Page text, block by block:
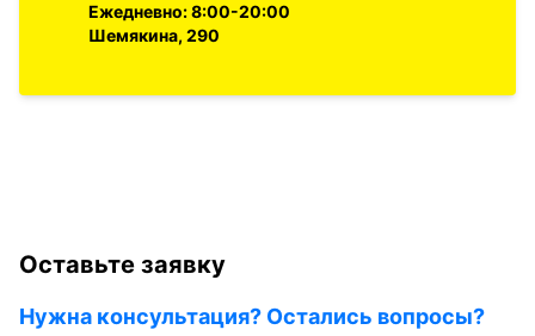
Ежедневно: 8:00-20:00
Шемякина, 290
Оставьте заявку
Нужна консультация? Остались вопросы?